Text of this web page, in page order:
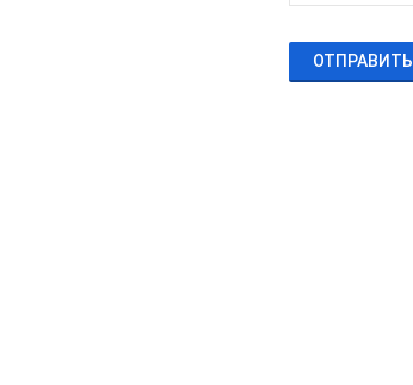
ОТПРАВИТЬ